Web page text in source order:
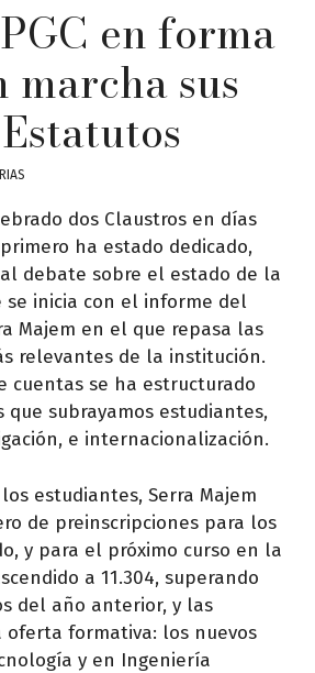
en forma
marcha sus
dos Claustros en días
ha estado dedicado,
debate sobre el estado de la
se inicia con el informe del
Majem en el que repasa las
relevantes de la institución.
cuentas se ha estructurado
que subrayamos estudiantes,
e internacionalización.
estudiantes, Serra Majem
de preinscripciones para los
y para el próximo curso en la
a 11.304, superando
del año anterior, y las
oferta formativa: los nuevos
y en Ingeniería